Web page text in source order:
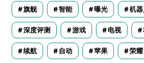
旗舰 智能 曝光 机
深度评测 游戏 电视
续航 自动 苹果 荣耀